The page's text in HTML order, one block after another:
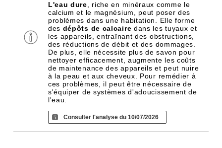
L'eau dure , riche en minéraux comme le
calcium et le magnésium, peut poser des
problèmes dans une habitation. Elle forme
des dépôts de calcaire dans les tuyaux et
les appareils, entraînant des obstructions,
des réductions de débit et des dommages.
De plus, elle nécessite plus de savon pour
nettoyer efficacement, augmente les coûts
de maintenance des appareils et peut nuire
à la peau et aux cheveux. Pour remédier à
ces problèmes, il peut être nécessaire de
s'équiper de systèmes d'adoucissement de
l'eau.
Consulter l'analyse du 10/07/2026